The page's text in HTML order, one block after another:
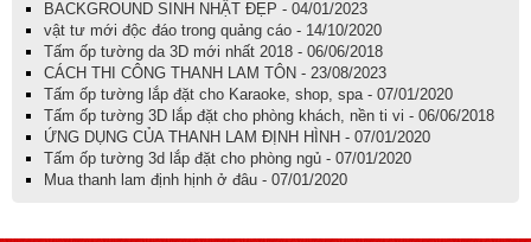
BACKGROUND SINH NHẬT ĐẸP - 04/01/2023
vật tư mới độc đáo trong quảng cáo - 14/10/2020
Tấm ốp tường da 3D mới nhất 2018 - 06/06/2018
CÁCH THI CÔNG THANH LAM TÔN - 23/08/2023
Tấm ốp tường lắp đặt cho Karaoke, shop, spa - 07/01/2020
Tấm ốp tường 3D lắp đặt cho phòng khách, nền ti vi - 06/06/2018
ỨNG DỤNG CỦA THANH LAM ĐỊNH HÌNH - 07/01/2020
Tấm ốp tường 3d lắp đặt cho phòng ngủ - 07/01/2020
Mua thanh lam định hịnh ở đâu - 07/01/2020